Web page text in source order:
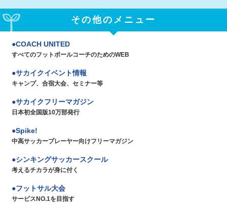
その他のメニュー
COACH UNITED
すべてのフットボールコーチのためのWEB
サカイクイベント情報
キャンプ、合宿大会、セミナー等
サカイクフリーマガジン
日本初全国版10万部発行
Spike!
中高サッカープレーヤー向けフリーマガジン
シンキングサッカースクール
考えるチカラが身に付く
フットサル大会
サービスNO.1を目指す